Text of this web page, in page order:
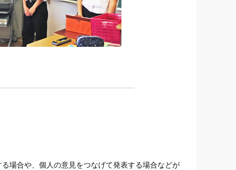
場合や、個人の意見をつなげて発表する場合などが